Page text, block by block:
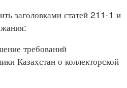
заголовками статей 211-1 и
требований
Казахстан о коллекторской